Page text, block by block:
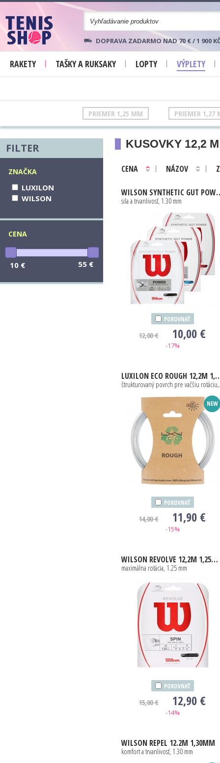
RAKETY TAŠKY A RUKSAKY LOPTY VÝPLETY
PRIEMER 1,25 MM PRIEMER 1,27
DOPRAVA ZADARMO NAD 70 € / 1 900
KUSOVKY 12,2 M
CENA NÁZOV
WILSON SYNTHETIC GUT POWER 12,2M 1,30MM
sila a trvanlivosť, 1.30 mm
POROVNAŤ
12,00 € 10,00 €
-17%
LUXILON ECO ROUGH 12,2M 1,25MM
NEW
POROVNAŤ
14,00 € 11,90 €
-15%
WILSON REVOLVE 12,2M 1,25MM ČIERNY
maximálna rotácia, 1.25 mm
POROVNAŤ
15,00 € 12,90 €
-14%
WILSON REPEL 12.2M 1,30MM
komfort a trvanlivosť, 1.30 mm
FILTER
ZNAČKA
LUXILON
WILSON
CENA
10 € 55 €